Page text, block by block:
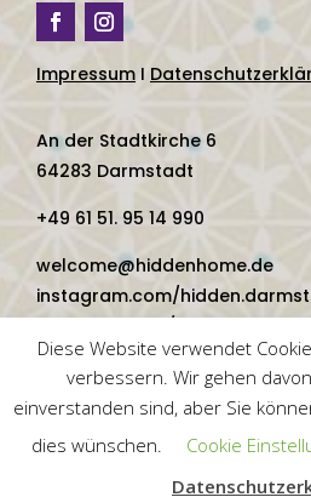
Impressum I
An der Stadtkirche 6
64283 Darmstadt
+49 61 51. 95 14 990
welcome@hiddenhome.de
instagram.com/
Vertrag widerrufen
Diese Website verwendet
verbessern. Wir gehen
einverstanden sind, aber Sie
dies wünschen.
Cookie